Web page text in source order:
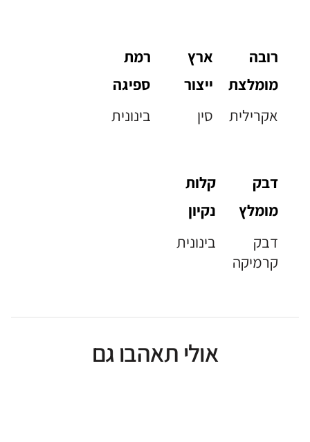
רובה
מומלצת
אקרילית
ארץ
ייצור
סין
רמת
ספיגה
בינונית
דבק
מומלץ
דבק
קרמיקה
קלות
נקיון
בינונית
אולי תאהבו גם